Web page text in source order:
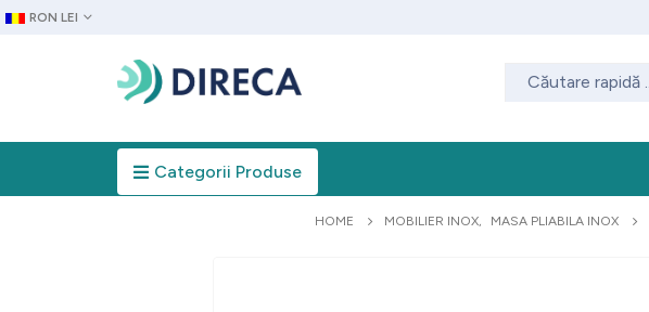
RON LEI
Categorii Produse
HOME MOBILIER INOX, MASA PLIABILA INOX